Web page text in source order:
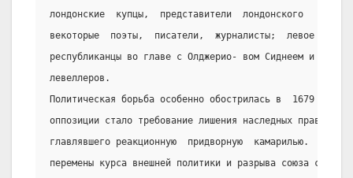
лондонские  купцы,  представители  лондонского   и
векоторые  поэты,  писатели,  журналисты;  левое
республиканцы во главе с Олджерио- вом Сиднеем и
левеллеров.
Политическая борьба особенно обострилась в  1679  г.
оппозиции стало требование лишения наследных прав
главлявшего реакционную  придворную  камарилью.
перемены курса внешней политики и разрыва союза с